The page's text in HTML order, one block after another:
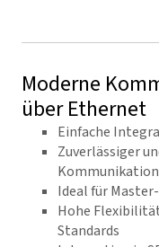
Moderne
über Ethernet
Einfache
Zuverlässiger
Ideal für
Hohe
Standards